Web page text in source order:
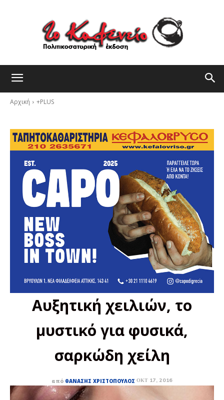
Αρχική +PLUS
Αυξητική χειλιών, το
μυστικό για φυσικά,
σαρκώδη χείλη
από ΘΑΝΆΣΗΣ ΧΡΙΣΤΌΠΟΥΛΟΣ ΟΚΤ 17, 2016